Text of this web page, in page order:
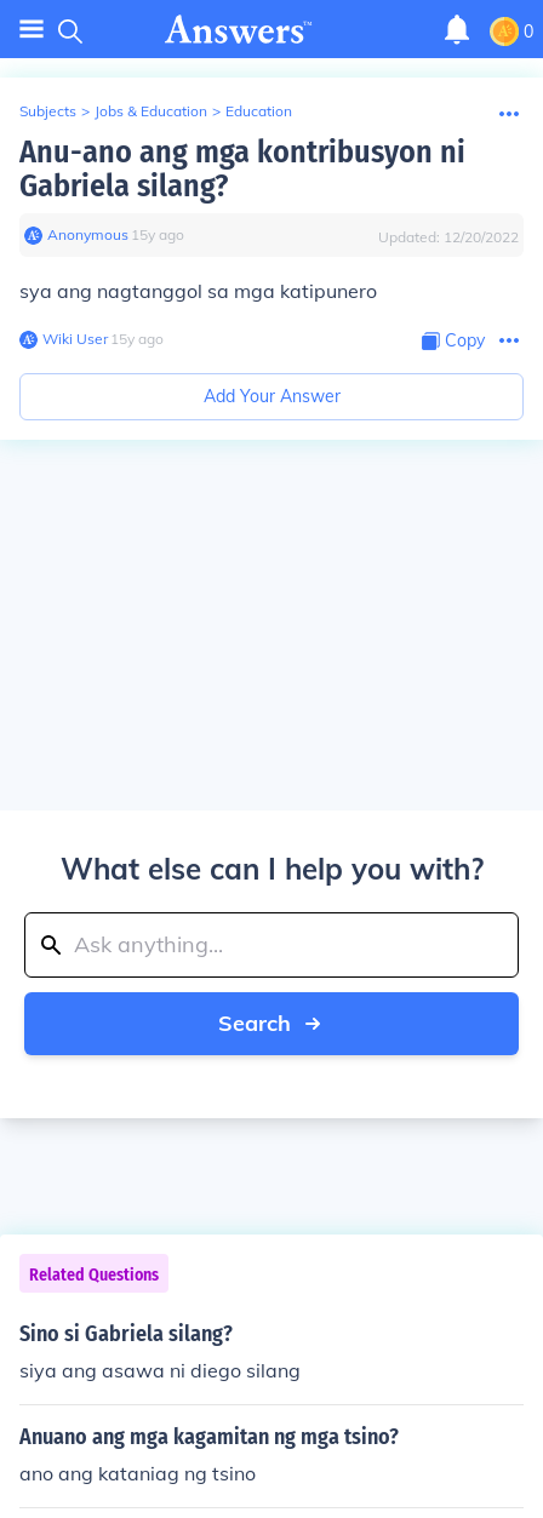
0
Subjects > Jobs & Education > Education
Anu-ano ang mga kontribusyon ni
Gabriela silang?
Anonymous∙ 15y ago Updated: 12/20/2022
sya ang nagtanggol sa mga katipunero
Wiki User∙15y ago Copy
Add Your Answer
What else can I help you with?
Search
Related Questions
Sino si Gabriela silang?
siya ang asawa ni diego silang
Anuano ang mga kagamitan ng mga tsino?
ano ang kataniag ng tsino